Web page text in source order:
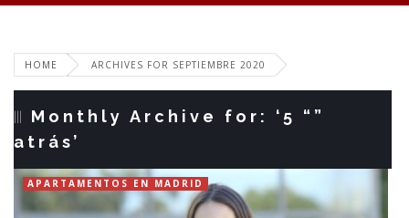
HOME ARCHIVES FOR SEPTIEMBRE 2020
Monthly Archive for: ‘5 “”
atrás’
APARTAMENTOS EN MADRID